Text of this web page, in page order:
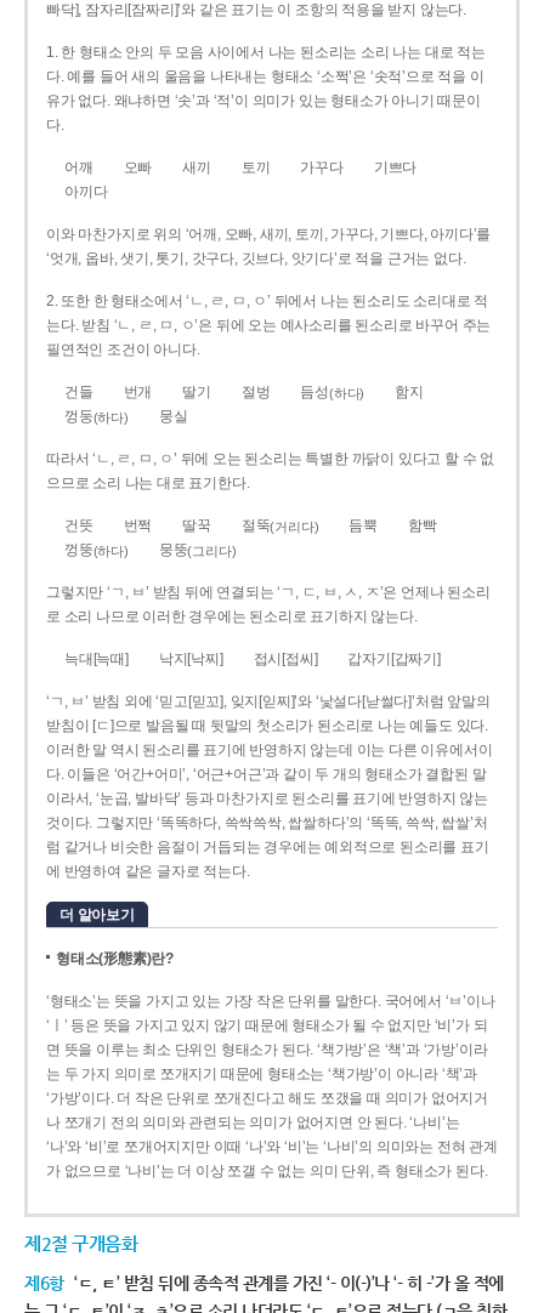
빠닥], 잠자리[잠짜리]’와 같은 표기는 이 조항의 적용을 받지 않는다.
1. 한 형태소 안의 두 모음 사이에서 나는 된소리는 소리 나는 대로 적는
다. 예를 들어 새의 울음을 나타내는 형태소 ‘소쩍’은 ‘솟적’으로 적을 이
유가 없다. 왜냐하면 ‘솟’과 ‘적’이 의미가 있는 형태소가 아니기 때문이
다.
어깨 오빠 새끼 토끼 가꾸다
기쁘다
아끼다
이와 마찬가지로 위의 ‘어깨, 오빠, 새끼, 토끼, 가꾸다, 기쁘다, 아끼다’를
‘엇개, 옵바, 샛기, 톳기, 갓구다, 깃브다, 앗기다’로 적을 근거는 없다.
2. 또한 한 형태소에서 ‘ㄴ, ㄹ, ㅁ, ㅇ’ 뒤에서 나는 된소리도 소리대로 적
는다. 받침 ‘ㄴ, ㄹ, ㅁ, ㅇ’은 뒤에 오는 예사소리를 된소리로 바꾸어 주는
필연적인 조건이 아니다.
건들 번개 딸기 절벙 듬성(하다)
함지
껑둥(하다) 뭉실
따라서 ‘ㄴ, ㄹ, ㅁ, ㅇ’ 뒤에 오는 된소리는 특별한 까닭이 있다고 할 수 없
으므로 소리 나는 대로 표기한다.
건뜻 번쩍 딸꾹 절뚝(거리다) 듬뿍
함빡
껑뚱(하다) 뭉뚱(그리다)
그렇지만 ‘ㄱ, ㅂ’ 받침 뒤에 연결되는 ‘ㄱ, ㄷ, ㅂ, ㅅ, ㅈ’은 언제나 된소리
로 소리 나므로 이러한 경우에는 된소리로 표기하지 않는다.
늑대[늑때] 낙지[낙찌] 접시[접씨] 갑자기[갑짜기]
‘ㄱ, ㅂ’ 받침 외에 ‘믿고[믿꼬], 잊지[읻찌]’와 ‘낯설다[낟썰다]’처럼 앞말의
받침이 [ㄷ]으로 발음될 때 뒷말의 첫소리가 된소리로 나는 예들도 있다.
이러한 말 역시 된소리를 표기에 반영하지 않는데 이는 다른 이유에서이
다. 이들은 ‘어간+어미’, ‘어근+어근’과 같이 두 개의 형태소가 결합된 말
이라서, ‘눈곱, 발바닥’ 등과 마찬가지로 된소리를 표기에 반영하지 않는
것이다. 그렇지만 ‘똑똑하다, 쓱싹쓱싹, 쌉쌀하다’의 ‘똑똑, 쓱싹, 쌉쌀’처
럼 같거나 비슷한 음절이 거듭되는 경우에는 예외적으로 된소리를 표기
에 반영하여 같은 글자로 적는다.
더 알아보기
형태소(形態素)란?
‘형태소’는 뜻을 가지고 있는 가장 작은 단위를 말한다. 국어에서 ‘ㅂ’이나
‘ㅣ’ 등은 뜻을 가지고 있지 않기 때문에 형태소가 될 수 없지만 ‘비’가 되
면 뜻을 이루는 최소 단위인 형태소가 된다. ‘책가방’은 ‘책’과 ‘가방’이라
는 두 가지 의미로 쪼개지기 때문에 형태소는 ‘책가방’이 아니라 ‘책’과
‘가방’이다. 더 작은 단위로 쪼개진다고 해도 쪼갰을 때 의미가 없어지거
나 쪼개기 전의 의미와 관련되는 의미가 없어지면 안 된다. ‘나비’는
‘나’와 ‘비’로 쪼개어지지만 이때 ‘나’와 ‘비’는 ‘나비’의 의미와는 전혀 관계
가 없으므로 ‘나비’는 더 이상 쪼갤 수 없는 의미 단위, 즉 형태소가 된다.
제2절 구개음화
제6항 ‘ㄷ, ㅌ’ 받침 뒤에 종속적 관계를 가진 ‘- 이(-)’나 ‘- 히 -’가 올 적에